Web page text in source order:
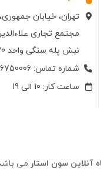
تهران، خیابان
مجتمع تجاری
نبش پله سنگی واحد 530 و 531
شماره تماس: 66750006-021
ساعت کار: 10 الی 19
آنلاین سون استار می